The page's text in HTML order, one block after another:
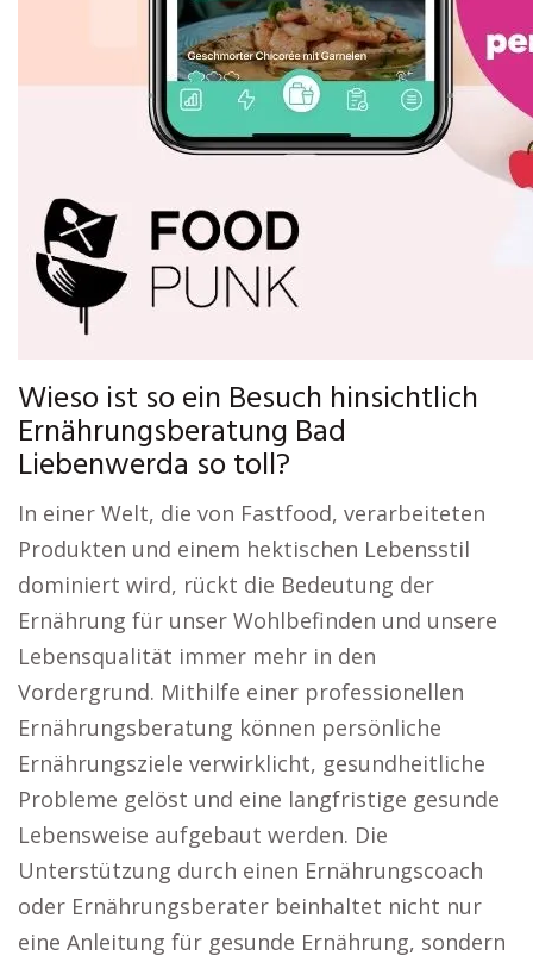
Wieso ist so ein Besuch hinsichtlich
Ernährungsberatung Bad
Liebenwerda so toll?
In einer Welt, die von Fastfood, verarbeiteten
Produkten und einem hektischen Lebensstil
dominiert wird, rückt die Bedeutung der
Ernährung für unser Wohlbefinden und unsere
Lebensqualität immer mehr in den
Vordergrund. Mithilfe einer professionellen
Ernährungsberatung können persönliche
Ernährungsziele verwirklicht, gesundheitliche
Probleme gelöst und eine langfristige gesunde
Lebensweise aufgebaut werden. Die
Unterstützung durch einen Ernährungscoach
oder Ernährungsberater beinhaltet nicht nur
eine Anleitung für gesunde Ernährung, sondern